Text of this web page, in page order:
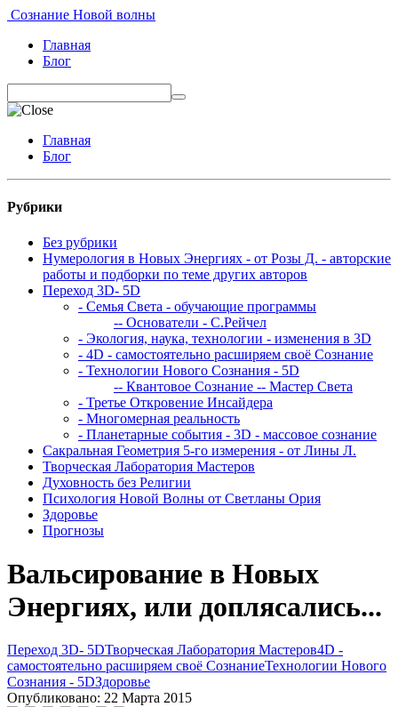
Сознание Новой волны
Главная
Блог
Главная
Блог
Рубрики
Без рубрики
Нумерология в Новых Энергиях - от Розы Д. - авторские
работы и подборки по теме других авторов
Переход 3D- 5D
- Семья Света - обучающие программы
-- Основатели - С.Рейчел
- Экология, наука, технологии - изменения в 3D
- 4D - самостоятельно расширяем своё Сознание
- Технологии Нового Сознания - 5D
-- Квантовое Сознание -- Мастер Света
- Третье Откровение Инсайдера
- Многомерная реальность
- Планетарные события - 3D - массовое сознание
Сакральная Геометрия 5-го измерения - от Лины Л.
Творческая Лаборатория Мастеров
Духовность без Религии
Психология Новой Волны от Светланы Ория
Здоровье
Прогнозы
Вальсирование в Новых
Энергиях, или доплясались...
Переход 3D- 5DТворческая Лаборатория Мастеров4D -
самостоятельно расширяем своё СознаниеТехнологии Нового
Сознания - 5DЗдоровье
Опубликовано: 22 Марта 2015